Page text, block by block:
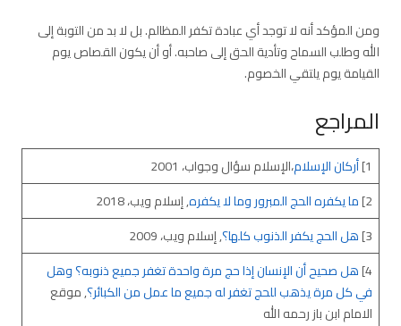
ومن المؤكد أنه لا توجد أي عبادة تكفر المظالم. بل لا بد من التوبة إلى
الله وطلب السماح وتأدية الحق إلى صاحبه. أو أن يكون القصاص يوم
القيامة يوم يلتقي الخصوم.
المراجع
1] أركان الإسلام،الإسلام سؤال وجواب، 2001
2] ما يكفره الحج المبرور وما لا يكفره, إسلام ويب، 2018
3] هل الحج يكفر الذنوب كلها؟, إسلام ويب، 2009
4] هل صحيح أن الإنسان إذا حج مرة واحدة تغفر جميع ذنوبه؟ وهل
في كل مرة يذهب للحج تغفر له جميع ما عمل من الكبائر؟, موقع
الامام ابن باز رحمه الله